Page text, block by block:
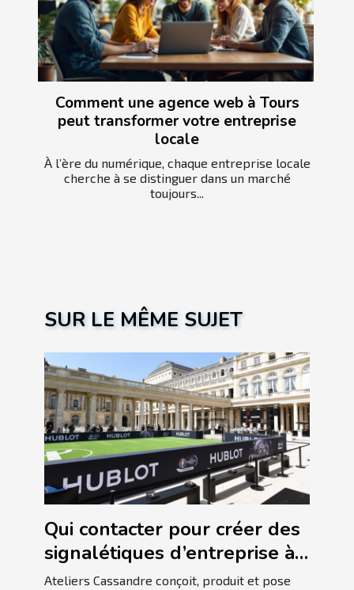
Comment une agence web à Tours
peut transformer votre entreprise
locale
À l’ère du numérique, chaque entreprise locale
cherche à se distinguer dans un marché
toujours...
SUR LE MÊME SUJET
Qui contacter pour créer des
signalétiques d’entreprise à
Paris ?
Ateliers Cassandre conçoit, produit et pose